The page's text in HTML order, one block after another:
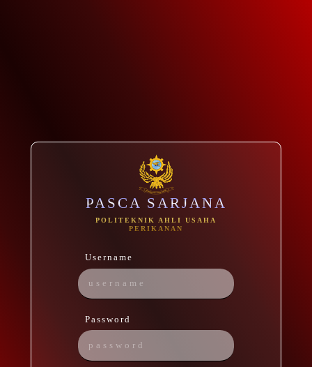
PASCA SARJANA
POLITEKNIK AHLI USAHA
PERIKANAN
Username
Password